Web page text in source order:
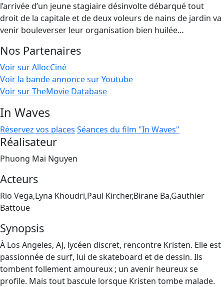
l’arrivée d’un jeune stagiaire désinvolte débarqué tout
droit de la capitale et de deux voleurs de nains de jardin va
venir bouleverser leur organisation bien huilée…
Nos Partenaires
Voir sur AllocCiné
Voir la bande annonce sur Youtube
Voir sur TheMovie Database
In Waves
Réservez vos places Séances du film "In Waves"
Réalisateur
Phuong Mai Nguyen
Acteurs
Rio Vega,Lyna Khoudri,Paul Kircher,Birane Ba,Gauthier
Battoue
Synopsis
À Los Angeles, AJ, lycéen discret, rencontre Kristen. Elle est
passionnée de surf, lui de skateboard et de dessin. Ils
tombent follement amoureux ; un avenir heureux se
profile. Mais tout bascule lorsque Kristen tombe malade.